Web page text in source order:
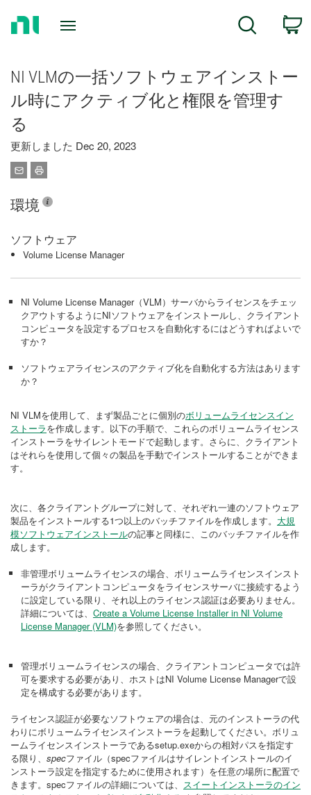
Search
NI VLMの一括ソフトウェアインストー
ル時にアクティブ化と権限を管理す
る
更新しました Dec 20, 2023
環境
ソフトウェア
Volume License Manager
NI Volume License Manager（VLM）サーバからライセンスをチェッ
クアウトするようにNIソフトウェアをインストールし、クライアント
コンピュータを設定するプロセスを自動化するにはどうすればよいで
すか？
ソフトウェアライセンスのアクティブ化を自動化する方法はあります
か？
NI VLMを使用して、まず製品ごとに個別のボリュームライセンスイン
ストーラを作成します。以下の手順で、これらのボリュームライセンス
インストーラをサイレントモードで起動します。さらに、クライアント
はそれらを使用して個々の製品を手動でインストールすることができま
す。
次に、各クライアントグループに対して、それぞれ一連のソフトウェア
製品をインストールする1つ以上のバッチファイルを作成します。 大規
模ソフトウェアインストールの記事と同様に、このバッチファイルを作
成します。
非管理ボリュームライセンスの場合、ボリュームライセンスインスト
ーラがクライアントコンピュータをライセンスサーバに接続するよう
に設定している限り、それ以上のライセンス認証は必要ありません。
詳細については、 Create a Volume License Installer in NI Volume
License Manager (VLM)を参照してください。
管理ボリュームライセンスの場合、クライアントコンピュータでは許
可を要求する必要があり、ホストはNI Volume License Managerで設
定を構成する必要があります。
ライセンス認証が必要なソフトウェアの場合は、元のインストーラの代
わりにボリュームライセンスインストーラを起動してください。ボリュ
ームライセンスインストーラであるsetup.exeからの相対パスを指定す
る限り、 specファイル（specファイルはサイレントインストールのイ
ンストーラ設定を指定するために使用されます）を任意の場所に配置で
きます。specファイルの詳細については、 スイートインストーラのイン